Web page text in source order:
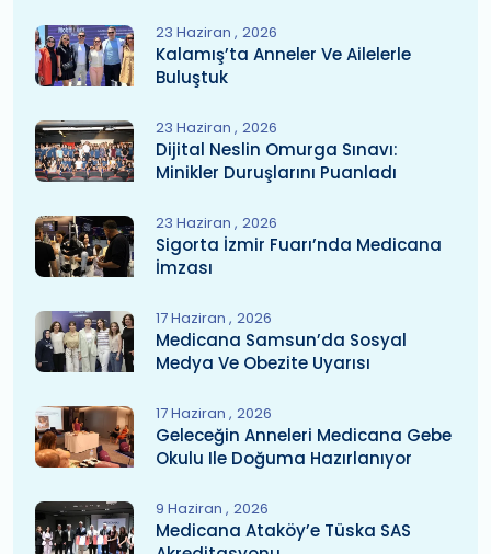
23 Haziran 2026
Kalamış’ta Anneler Ve Ailelerle
Buluştuk
23 Haziran 2026
Dijital Neslin Omurga Sınavı:
Minikler Duruşlarını Puanladı
23 Haziran 2026
Sigorta İzmir Fuarı’nda Medicana
İmzası
17 Haziran 2026
Medicana Samsun’da Sosyal
Medya Ve Obezite Uyarısı
17 Haziran 2026
Geleceğin Anneleri Medicana Gebe
Okulu Ile Doğuma Hazırlanıyor
9 Haziran 2026
Medicana Ataköy’e Tüska SAS